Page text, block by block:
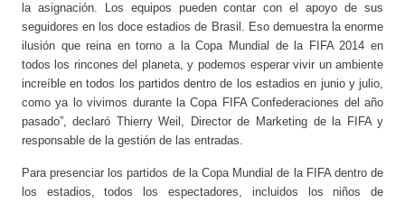
la asignación. Los equipos pueden contar con el apoyo de sus
seguidores en los doce estadios de Brasil. Eso demuestra la enorme
ilusión que reina en torno a la Copa Mundial de la FIFA 2014 en
todos los rincones del planeta, y podemos esperar vivir un ambiente
increíble en todos los partidos dentro de los estadios en junio y julio,
como ya lo vivimos durante la Copa FIFA Confederaciones del año
pasado”, declaró Thierry Weil, Director de Marketing de la FIFA y
responsable de la gestión de las entradas.
Para presenciar los partidos de la Copa Mundial de la FIFA dentro de
los estadios, todos los espectadores, incluidos los niños de